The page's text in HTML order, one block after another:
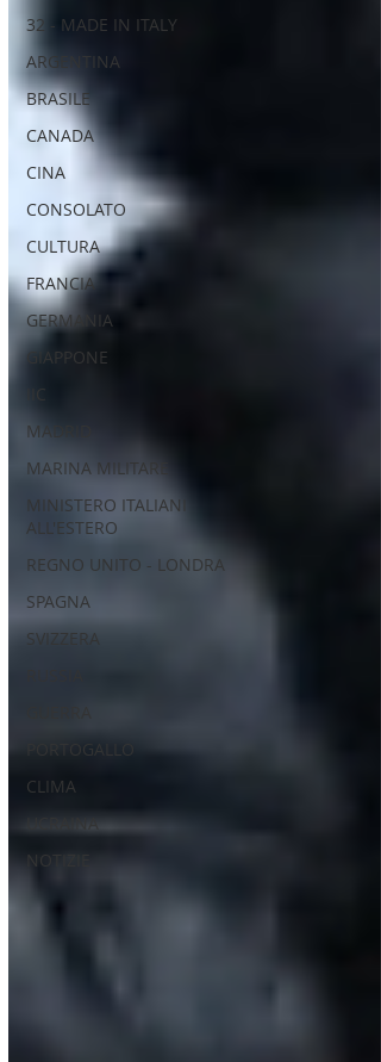
32 - MADE IN ITALY
ARGENTINA
BRASILE
CANADA
CINA
CONSOLATO
CULTURA
FRANCIA
GERMANIA
GIAPPONE
IIC
MADRID
MARINA MILITARE
MINISTERO ITALIANI
ALL'ESTERO
REGNO UNITO - LONDRA
SPAGNA
SVIZZERA
PORTOGALLO
CLIMA
UCRAINA
NOTIZIE